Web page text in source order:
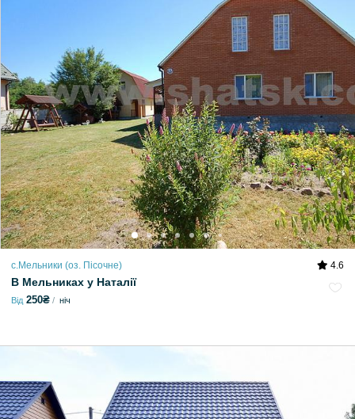
с.Мельники (оз. Пісочне) 4.6
В Мельниках у Наталії
Від 250₴ ніч